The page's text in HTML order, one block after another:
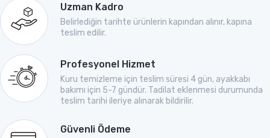
Uzman Kadro
Belirlediğin tarihte ürünlerin kapından alınır, kapına
teslim edilir.
Profesyonel Hizmet
Kuru temizleme için teslim süresi 4 gün, ayakkabı
bakımı için 5-7 gündür. Tadilat eklenmesi durumunda
teslim tarihi ileriye alınarak bildirilir.
Güvenli Ödeme